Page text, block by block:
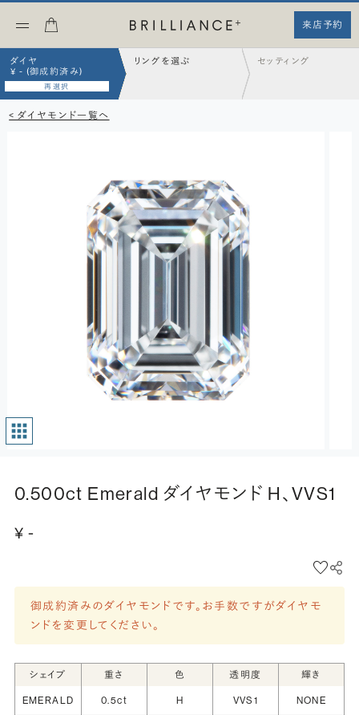
来店予約
ダイヤ
¥ - (御成約済み)
再選択
リングを選ぶ セッティング
< ダイヤモンド一覧へ
0.500ct Emerald ダイヤモンド H、VVS1
¥ -
御成約済みのダイヤモンドです。お手数ですがダイヤモ
ンドを変更してください。
シェイプ 重さ 色 透明度 輝き
EMERALD 0.5ct H VVS1 NONE